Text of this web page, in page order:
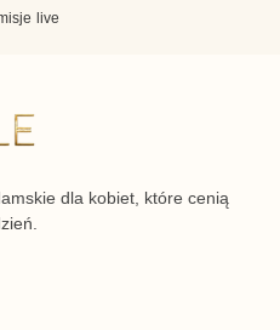
live
dla kobiet, które cenią